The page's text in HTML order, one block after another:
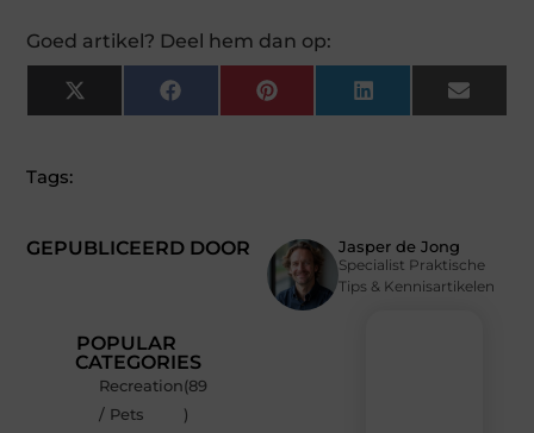
Goed artikel? Deel hem dan op:
X
(Twitter)
Facebook Pinterest LinkedIn Email
GEPUBLICEERD DOOR Jasper de Jong
Specialist Praktische
Tips & Kennisartikelen
Tags:
POPULAR
CATEGORIES
Recreation
/ Pets
(89
)